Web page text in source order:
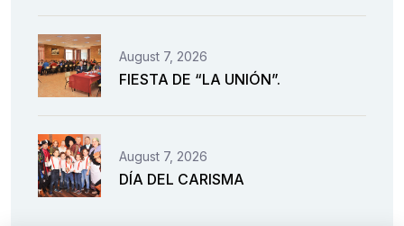
August 7, 2026
FIESTA DE “LA UNIÓN”.
August 7, 2026
DÍA DEL CARISMA